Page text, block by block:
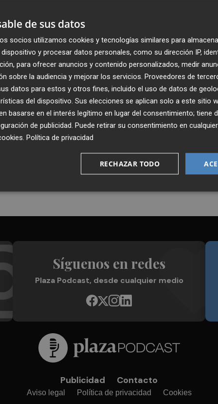
Recibe toda la actualidad de
Plaza Podcast en tu correo
Síguenos en redes
Plaza Podcast, desde cualquier medio
Publicidad Contacto
Aviso legal Política de privacidad Cookies
de sus datos
socios utilizamos cookies y tecnologías similares para
y procesar datos personales, como su dirección IP,
para ofrecer anuncios y contenido personalizados, medir
sobre la audiencia y mejorar los servicios. Proveedores de
datos para estos y otros fines, incluido el uso de datos de
del dispositivo. Sus elecciones se aplican solo a este sitio
basarse en el interés legítimo en lugar del consentimiento; tiene
de publicidad . Puede retirar su consentimiento en
Política de privacidad
RECHAZAR TODO